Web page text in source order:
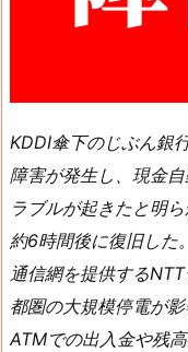
KDDI傘下のじぶん銀
障害が発生し、現金
ラブルが起きたと明ら
約6時間後に復旧した。
通信網を提供する
都圏の大規模停電が影
ATMでの出入金や残